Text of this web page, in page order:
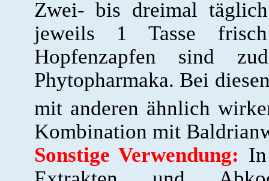
Zwei- bis dreimal
jeweils 1 Tasse
Hopfenzapfen sind
Phytopharmaka. Bei
mit anderen ähnlich
Kombination mit
Sonstige Verwendung: